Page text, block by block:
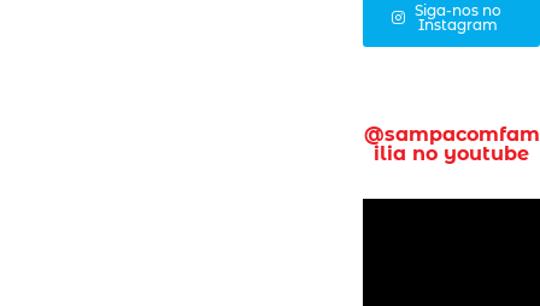
Siga-nos no
Instagram
@sampacomfam
ilia no youtube